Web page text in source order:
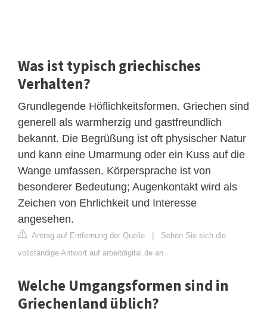
Was ist typisch griechisches
Verhalten?
Grundlegende Höflichkeitsformen. Griechen sind
generell als warmherzig und gastfreundlich
bekannt. Die Begrüßung ist oft physischer Natur
und kann eine Umarmung oder ein Kuss auf die
Wange umfassen. Körpersprache ist von
besonderer Bedeutung; Augenkontakt wird als
Zeichen von Ehrlichkeit und Interesse
angesehen.
Antrag auf Entfernung der Quelle
Sehen Sie sich die
vollständige Antwort auf arbeitdigital.de an
Welche Umgangsformen sind in
Griechenland üblich?